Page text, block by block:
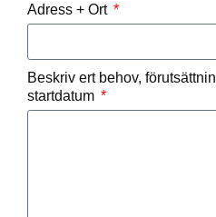
Adress + Ort
Beskriv ert behov,
startdatum